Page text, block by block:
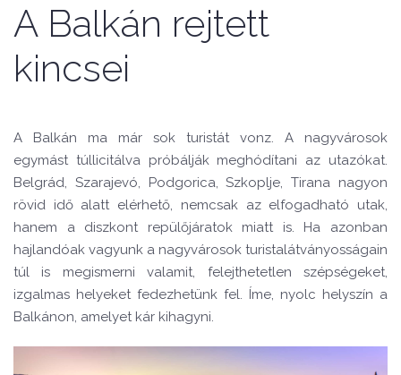
A Balkán rejtett
kincsei
A Balkán ma már sok turistát vonz. A nagyvárosok
egymást túllicitálva próbálják meghódítani az utazókat.
Belgrád, Szarajevó, Podgorica, Szkoplje, Tirana nagyon
rövid idő alatt elérhető, nemcsak az elfogadható utak,
hanem a diszkont repülőjáratok miatt is. Ha azonban
hajlandóak vagyunk a nagyvárosok turistalátványosságain
túl is megismerni valamit, felejthetetlen szépségeket,
izgalmas helyeket fedezhetünk fel. Íme, nyolc helyszín a
Balkánon, amelyet kár kihagyni.